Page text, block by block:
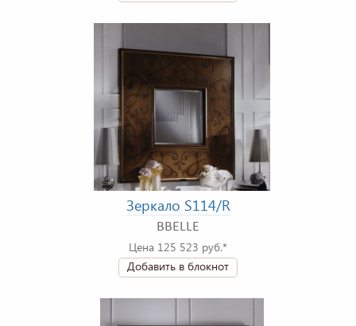
Зеркало S114/R
BBELLE
Цена 125 523 руб.*
Добавить в блокнот